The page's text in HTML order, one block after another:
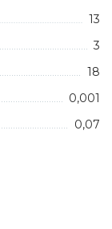
13
3
18
0,001
0,07